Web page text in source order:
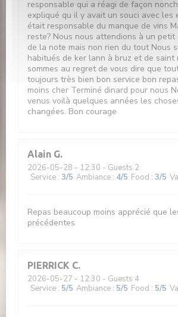
responsable qui a réagi de façon
expliqué qu il y avait un souci avec les
était responsable du manque de vins
reste? Nous nous attendions à un petit
de la note mais non rien du tout Nous
habitués de ker lann à bruz et de saint
sommes au regret de vous dire que
toujours très bien bon service bon
moins cher Terminé dinard pour nous
venus voilà quelques années les
changées. Bon courage
Alain G
2026-05-28 - 12:30 - Guests 2
Service : 3/5 Ambiance : 4/5 Food : 3/5
Repas beaucoup moins apprécié que
précédentes
PIERRICK C
2026-05-27 - 12:30 - Guests 4
Service : 5/5 Ambiance : 5/5 Food : 5/5